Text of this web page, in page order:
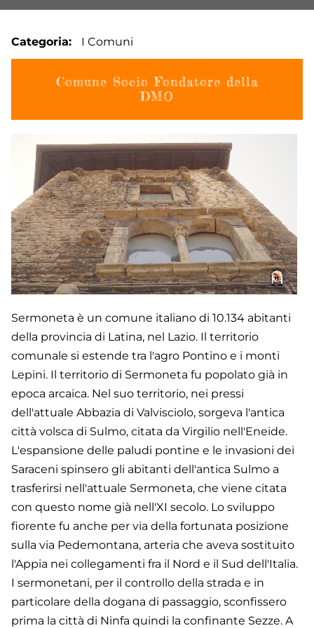
Categoria I Comuni
Comune Socio Fondatore della
DMO
Sermoneta è un comune italiano di 10.134 abitanti
della provincia di Latina, nel Lazio. Il territorio
comunale si estende tra l'agro Pontino e i monti
Lepini. Il territorio di Sermoneta fu popolato già in
epoca arcaica. Nel suo territorio, nei pressi
dell'attuale Abbazia di Valvisciolo, sorgeva l'antica
città volsca di Sulmo, citata da Virgilio nell'Eneide.
L'espansione delle paludi pontine e le invasioni dei
Saraceni spinsero gli abitanti dell'antica Sulmo a
trasferirsi nell'attuale Sermoneta, che viene citata
con questo nome già nell'XI secolo. Lo sviluppo
fiorente fu anche per via della fortunata posizione
sulla via Pedemontana, arteria che aveva sostituito
l'Appia nei collegamenti fra il Nord e il Sud dell'Italia.
I sermonetani, per il controllo della strada e in
particolare della dogana di passaggio, sconfissero
prima la città di Ninfa quindi la confinante Sezze. A